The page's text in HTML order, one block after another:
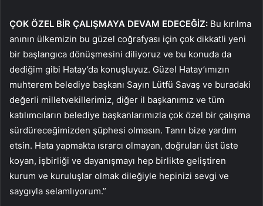
ÇOK ÖZEL BİR ÇALIŞMAYA DEVAM EDECEĞİZ: Bu kırılma
anının ülkemizin bu güzel coğrafyası için çok dikkatli yeni
bir başlangıca dönüşmesini diliyoruz ve bu konuda da
dediğim gibi Hatay’da konuşluyuz. Güzel Hatay’ımızın
muhterem belediye başkanı Sayın Lütfü Savaş ve buradaki
değerli milletvekillerimiz, diğer il başkanımız ve tüm
katılımcıların belediye başkanlarımızla çok özel bir çalışma
sürdüreceğimizden şüphesi olmasın. Tanrı bize yardım
etsin. Hata yapmakta ısrarcı olmayan, doğruları üst üste
koyan, işbirliği ve dayanışmayı hep birlikte geliştiren
kurum ve kuruluşlar olmak dileğiyle hepinizi sevgi ve
saygıyla selamlıyorum.”